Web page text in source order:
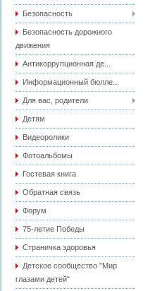
Безопасность
Безопасность дорожного
движения
Антикоррупционная де...
Информационный бюлле...
Для вас, родители
Детям
Видеоролики
Фотоальбомы
Гостевая книга
Обратная связь
Форум
75-летие Победы
Страничка здоровья
Детское сообщество "Мир
глазами детей"